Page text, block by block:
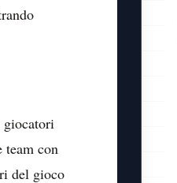
giocatori
team con
del gioco